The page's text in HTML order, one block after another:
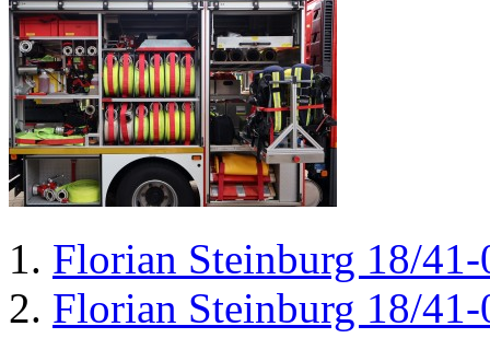
Florian Steinburg 18/41-
Florian Steinburg 18/41-